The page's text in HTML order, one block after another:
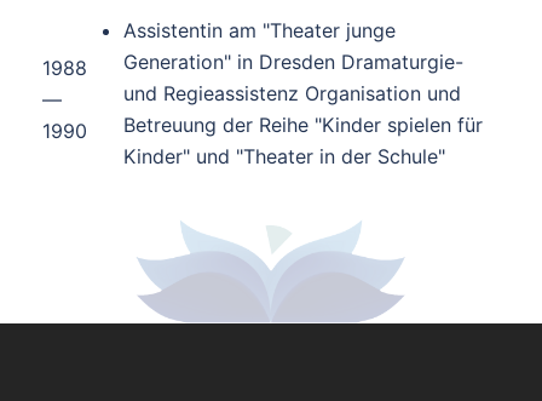
1988
—
1990
Assistentin am "Theater junge
Generation" in Dresden Dramaturgie-
und Regieassistenz Organisation und
Betreuung der Reihe "Kinder spielen für
Kinder" und "Theater in der Schule"